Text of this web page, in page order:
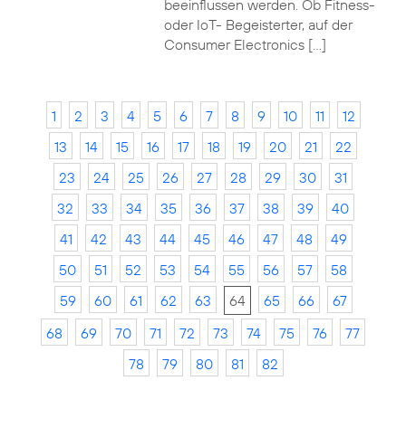
beeinflussen werden. Ob Fitness-
oder IoT- Begeisterter, auf der
Consumer Electronics […]
1 2 3 4 5 6 7 8 9 10 11
12
13
14 15 16 17 18 19 20 21
22
23
24 25 26 27 28 29 30
31
32
33 34 35 36 37 38 39
40
41
42 43 44 45 46 47 48
49
50
51 52 53 54 55 56 57
58
59
60 61 62 63 64 65 66
67
68
69 70 71 72 73 74 75 76
77
78
79 80 81 82